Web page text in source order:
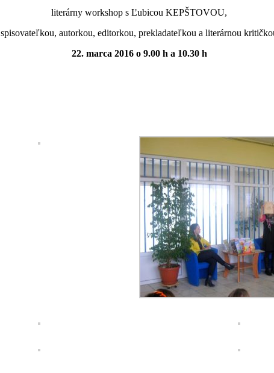
literárny workshop s Ľubicou KEPŠTOVOU,
spisovateľkou, autorkou, editorkou, prekladateľkou a literárnou
22. marca 2016 o 9.00 h a 10.30 h